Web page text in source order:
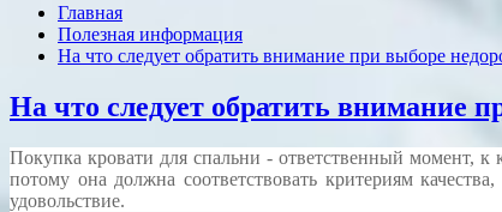
Главная
Полезная информация
На что следует обратить внимание при выборе
На что следует обратить внимание
Покупка кровати для спальни - ответственный момент,
потому она должна соответствовать критериям
удовольствие.